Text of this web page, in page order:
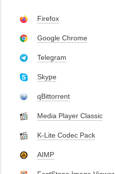
Firefox
Google Chrome
Telegram
Skype
qBittorrent
Media Player Classic
K-Lite Codec Pack
AIMP